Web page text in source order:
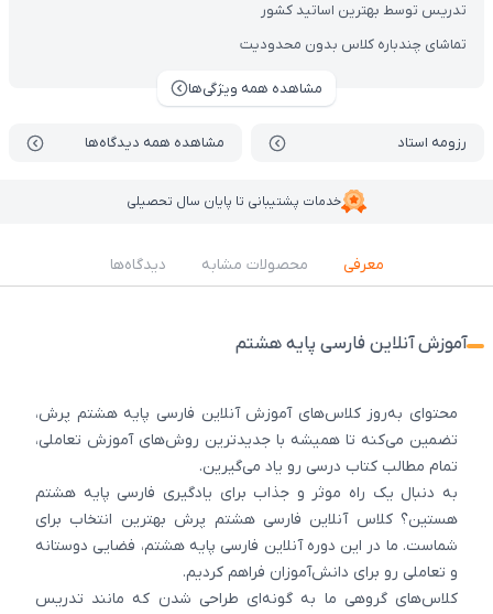
تدریس توسط بهترین اساتید کشور
تماشای چندباره کلاس بدون محدودیت
مشاهده همه ویژگی‌ها
رزومه استاد مشاهده همه دیدگاه‌ها
خدمات پشتیبانی تا پایان سال تحصیلی
معرفی محصولات مشابه دیدگاه‌ها
آموزش آنلاین فارسی پایه هشتم
محتوای به‌روز کلاس‌های آموزش آنلاین فارسی پایه هشتم پرش،
تضمین می‌کنه تا همیشه با جدیدترین روش‌های آموزش تعاملی،
تمام مطالب کتاب درسی رو یاد می‌گیرین.
به دنبال یک راه موثر و جذاب برای یادگیری فارسی پایه هشتم
هستین؟ کلاس آنلاین فارسی هشتم پرش بهترین انتخاب برای
شماست. ما در این دوره آنلاین فارسی پایه هشتم، فضایی دوستانه
و تعاملی رو برای دانش‌آموزان فراهم کردیم.
کلاس‌های گروهی ما به گونه‌ای طراحی شدن که مانند تدریس